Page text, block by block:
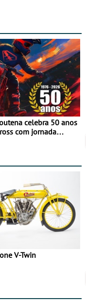
celebra 50 anos
com jornada
V-Twin